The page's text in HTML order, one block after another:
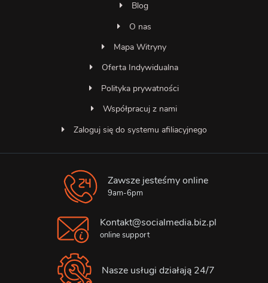
Asystent SocialMedia
Online — odpowiada natychmiast
Blog
O nas
Mapa Witryny
Oferta Indywidualna
Polityka prywatności
Współpracuj z nami
Zaloguj się do systemu afiliacyjnego
Zawsze jesteśmy online
9am-6pm
Kontakt@socialmedia.biz.pl
online support
Nasze usługi działają 24/7